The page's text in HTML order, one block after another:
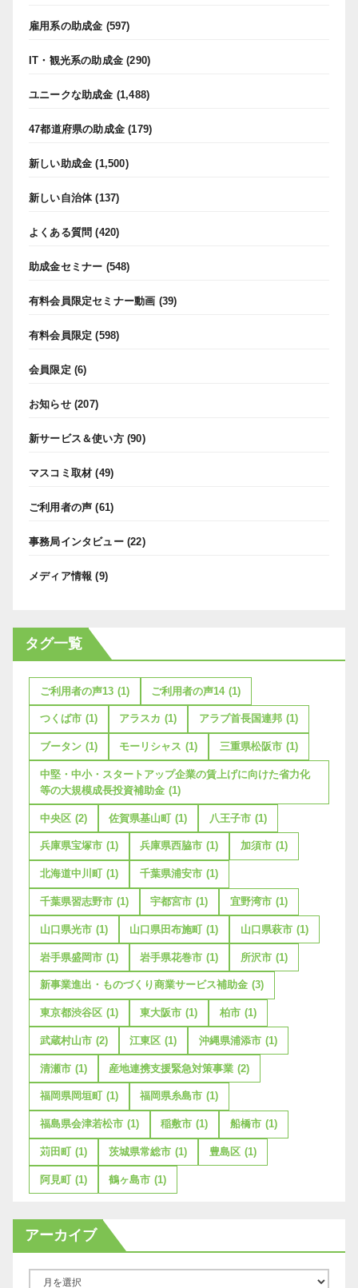
雇用系の助成金 (597)
IT・観光系の助成金 (290)
ユニークな助成金 (1,488)
47都道府県の助成金 (179)
新しい助成金 (1,500)
新しい自治体(137)
よくある質問 (420)
助成金セミナー (548)
有料会員限定セミナー動画 (39)
有料会員限定 (598)
会員限定 (6)
お知らせ(207)
新サービス＆使い方(90)
マスコミ取材 (49)
ご利用者の声 (61)
事務局インタビュー(22)
メディア情報 (9)
タグ一覧
ご利用者の声13 (1) ご利用者の声14 (1)
つくば市 (1) アラスカ (1) アラブ首長国連邦 (1)
ブータン (1) モーリシャス (1) 三重県松阪市 (1)
中堅・中小・スタートアップ企業の賃上げに向けた省力化
等の大規模成長投資補助金 (1)
中央区 (2) 佐賀県基山町 (1) 八王子市 (1)
兵庫県宝塚市 (1) 兵庫県西脇市 (1) 加須市 (1)
北海道中川町 (1) 千葉県浦安市 (1)
千葉県習志野市 (1) 宇都宮市 (1) 宜野湾市 (1)
山口県光市 (1) 山口県田布施町 (1) 山口県萩市 (1)
岩手県盛岡市 (1) 岩手県花巻市 (1) 所沢市 (1)
新事業進出・ものづくり商業サービス補助金 (3)
東京都渋谷区 (1) 東大阪市 (1) 柏市 (1)
武蔵村山市 (2) 江東区 (1) 沖縄県浦添市 (1)
清瀬市 (1) 産地連携支援緊急対策事業 (2)
福岡県岡垣町 (1) 福岡県糸島市 (1)
福島県会津若松市 (1) 稲敷市 (1) 船橋市 (1)
苅田町 (1) 茨城県常総市 (1) 豊島区 (1)
阿見町 (1) 鶴ヶ島市 (1)
アーカイブ